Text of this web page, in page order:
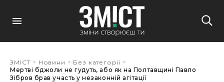
ЗМІСТ > Новини > Без категорії >
Мертві бджоли не гудуть, або як на Полтавщині Павло
Зібров брав участь у незаконній агітації